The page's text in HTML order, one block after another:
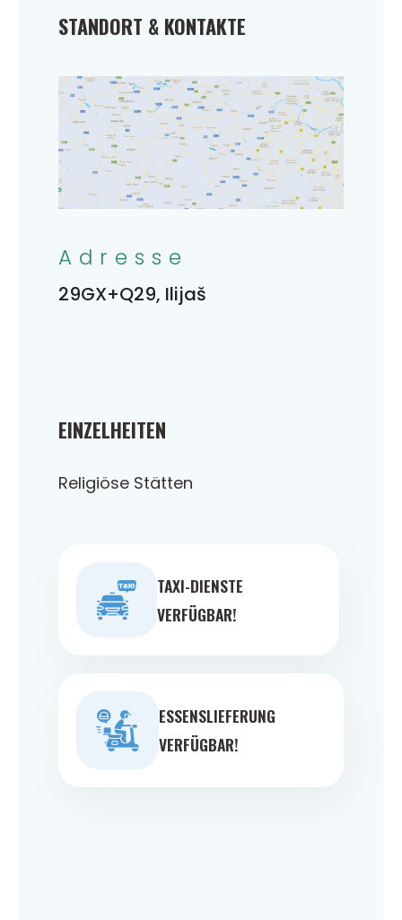
EINZELHEITEN
Religiöse Stätten
TAXI-DIENSTE
VERFÜGBAR!
ESSENSLIEFERUNG
VERFÜGBAR!
STANDORT & KONTAKTE
Adresse
29GX+Q29, Ilijaš